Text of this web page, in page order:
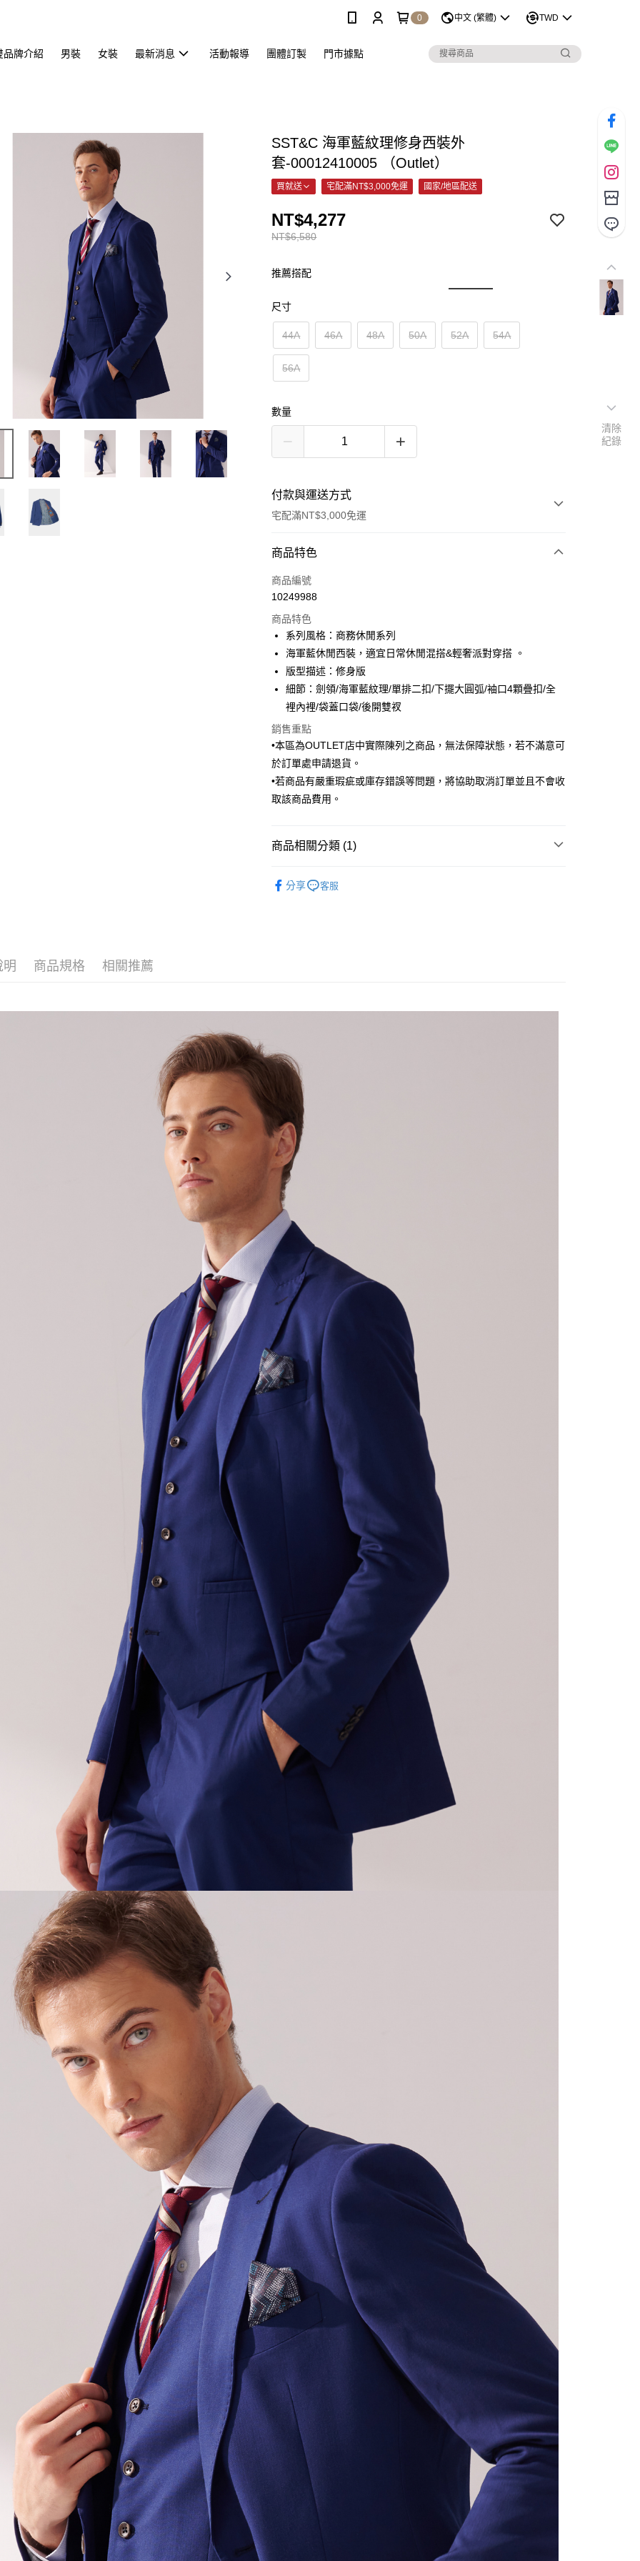
0 中文 (繁體) TWD
品牌介紹 男裝 女裝 最新消息 活動報導 團體訂製 門市據點
SST&C 海軍藍紋理修身西裝外
套-00012410005 （Outlet）
買就送 宅配滿NT$3,000免運 國家/地區配送
NT$6,580
NT$4,277
推薦搭配
尺寸
44A 46A 48A 50A 52A 54A
56A
數量
付款與運送方式
宅配滿NT$3,000免運
付款方式
信用卡一次付款
3 期 0 利率 每期 NT$1,425
合作金庫商業銀行
第一商業銀行
華南商業銀行
國泰世華商業銀行
兆豐國際商業銀行
臺灣中小企業銀行
匯豐（台灣）商業銀行
聯邦商業銀行
遠東國際商業銀行
玉山商業銀行
台新國際商業銀行
中國信託商業銀行
台灣樂天信用卡公司
6 期 0 利率 每期NT$712
合作金庫商業銀行
華南商業銀行
彰化商業銀行
上海商業儲蓄銀行
臺灣中小企業銀行
匯豐（台灣）商業銀行
華泰商業銀行
聯邦商業銀行
元大商業銀行
永豐商業銀行
台新國際商業銀行
LINE Pay
Apple Pay
街口支付
Google Pay
全盈+PAY
相關說明
AFTEE先享後付是「在收到商品之後才付款」的支付方式。 讓您購物簡單
便利好安心！
先享後付繳納相關費用。
※ 交易是否成功請以「AFTEE先享後付 」之結帳頁面顯示為準，若有關於
是否繳費成功／繳費後需取消欲退款等相關疑問，請聯繫「AFTEE先享後
付客戶支援中心」
【注意事項】
１．透過由恩沛科技股份有限公司提供之「AFTEE先享後付」服務完成之
交易，需依本服務之必要範圍內提供個人資料，並將交易相關給付款項請
求債權轉讓予恩沛科技股份有限公司。
２．關於個人資料處理事宜，請瀏覽以下網址：
https://aftee.tw/terms/#terms3
３．未成年的使用者請事先徵得法定代理人或監護人之同意方可使用
「AFTEE先享後付」，若未經同意申辦者引起之損失，本公司不負相關責
任。
４．使用「AFTEE先享後付」時，將依據個別帳號之用戶狀況，依本公司
即時審查核予不同之上限額度；若仍有額度不足之情形，本公司將視審查
結果請求用戶進行身份認證。
５．嚴禁一人註冊多個帳號或使用他人資訊註冊。若發現惡意使用之情
形，恩沛科技股份有限公司將有權停止該用戶之使用額度並採取法律行
動。
每筆NT$350，滿NT$3,500(含以上)免運費
商品特色
商品編號
10249988
商品特色
系列風格：商務休閒系列
海軍藍休閒西裝，適宜日常休閒混搭&輕奢派對穿搭 。
版型描述：修身版
細節：劍領/海軍藍紋理/單排二扣/下擺大圓弧/袖口4顆疊扣/全
裡內裡/袋蓋口袋/後開雙衩
銷售重點
•本區為OUTLET店中實際陳列之商品，無法保障狀態，若不滿意可
於訂單處申請退貨。
•若商品有嚴重瑕疵或庫存錯誤等問題，將協助取消訂單並且不會收
取該商品費用。
商品相關分類 (1)
分享
客服
明 商品規格 相關推薦
清除
紀錄